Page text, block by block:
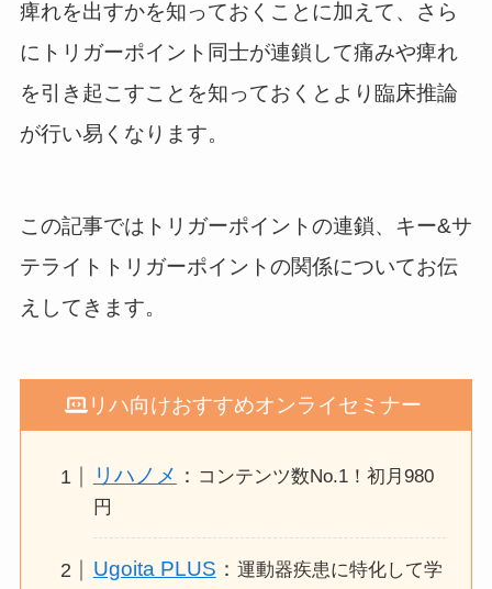
痺れを出すかを知っておくことに加えて、さら
に トリガーポイント同士が連鎖して痛みや痺れ
を引き起こすことを知っておくとより臨床推論
が行い易くなります。
この記事ではトリガーポイントの連鎖、キー&サ
テライトトリガーポイントの関係についてお伝
えしてきます。
リハ向けおすすめオンライセミナー
リハノメ ： コンテンツ数No.1！初月980
円
Ugoita PLUS ： 運動器疾患に特化して学